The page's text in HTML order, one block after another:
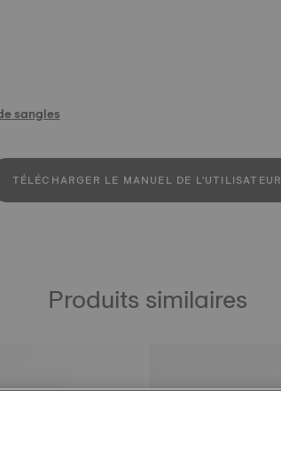
sangles
TÉLÉCHARGER LE MANUEL DE L'UTILISATEUR
Produits similaires